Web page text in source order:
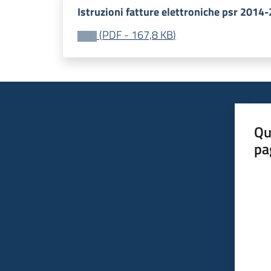
Istruzioni fatture elettroniche psr
(PDF- 167,8 KB)